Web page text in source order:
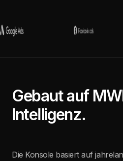
Gebaut auf
Intelligenz.
Die Konsole basiert auf